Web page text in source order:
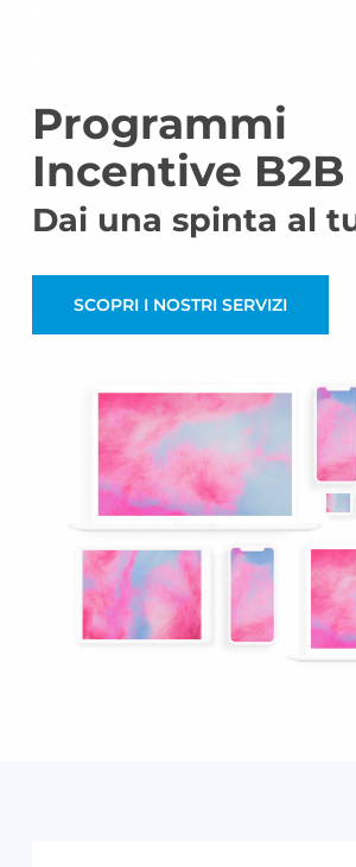
Programmi
Incentive B2B
Dai una spinta al
SCOPRI I NOSTRI SERVIZI